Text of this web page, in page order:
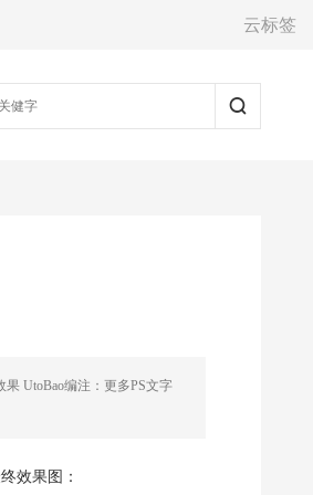
云标签
UtoBao编注：更多PS文字
效果图：